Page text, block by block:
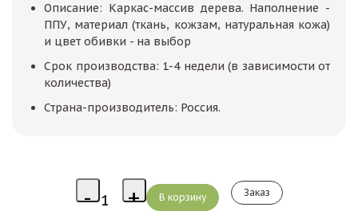
Описание: Каркас-массив дерева. Наполнение -
ППУ, материал (ткань, кожзам, натуральная кожа)
и цвет обивки - на выбор
Срок производства: 1-4 недели (в зависимости от
количества)
Страна-производитель: Россия.
Заказ